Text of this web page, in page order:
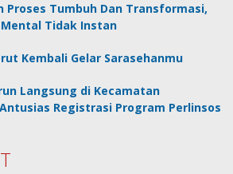
Proses Tumbuh Dan Transformasi,
Tidak Instan
Kembali Gelar Sarasehanmu
Langsung di Kecamatan
Registrasi Program Perlinsos